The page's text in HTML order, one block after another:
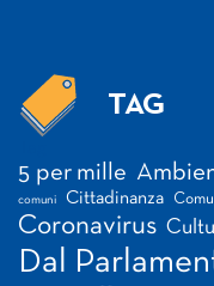
TAG
5 per mille
comuni Cittadinanza
Coronavirus
Dal